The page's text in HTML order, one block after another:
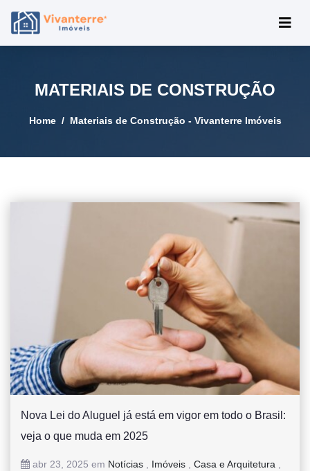
MATERIAIS DE CONSTRUÇÃO
Home Materiais de Construção - Vivanterre Imóveis
Nova Lei do Aluguel já está em vigor em todo o Brasil:
veja o que muda em 2025
abr 23, 2025 em Notícias , Imóveis , Casa e Arquitetura ,